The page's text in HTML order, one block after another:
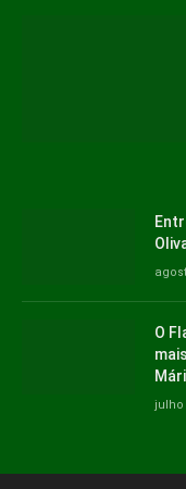
O
julho